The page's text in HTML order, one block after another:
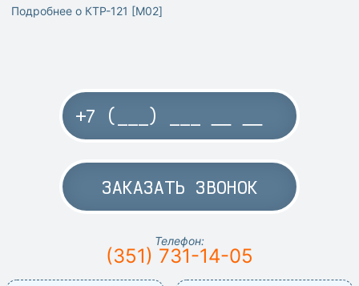
Подробнее о КТР-121 [M02]
ЗАКАЗАТЬ ЗВОНОК
Телефон:
(351) 731-14-05